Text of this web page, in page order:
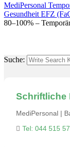
MediPersonal
Gesundheit EFZ
80–100% –
Suche:
Schriftliche
MediPersonal |
Tel: 044 515